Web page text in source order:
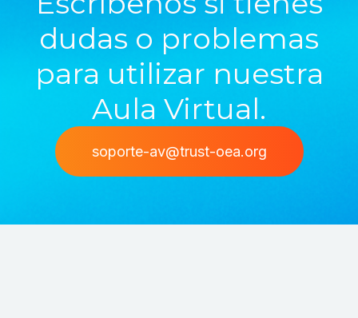
dudas o problemas
para utilizar nuestra
Aula Virtual.
soporte-av@trust-oea.org